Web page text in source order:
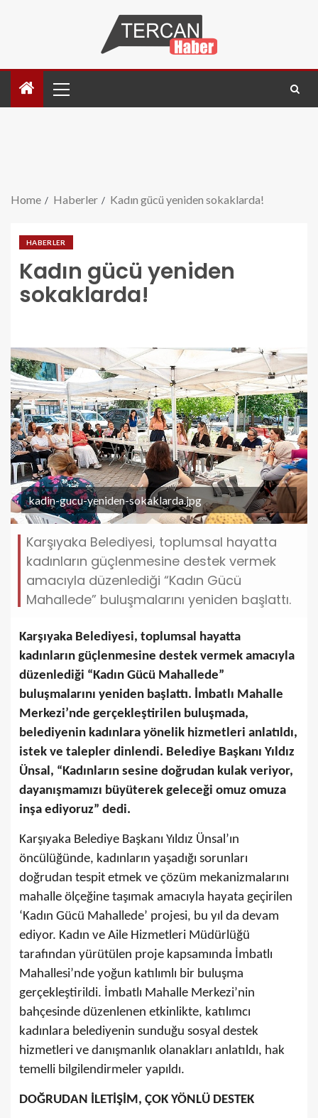
Home Haberler Kadın gücü yeniden sokaklarda!
HABERLER
Kadın gücü yeniden
sokaklarda!
kadin-gucu-yeniden-sokaklarda.jpg
Karşıyaka Belediyesi, toplumsal hayatta
kadınların güçlenmesine destek vermek
amacıyla düzenlediği “Kadın Gücü
Mahallede” buluşmalarını yeniden başlattı.
Karşıyaka Belediyesi, toplumsal hayatta
kadınların güçlenmesine destek vermek amacıyla
düzenlediği “Kadın Gücü Mahallede”
buluşmalarını yeniden başlattı. İmbatlı Mahalle
Merkezi’nde gerçekleştirilen buluşmada,
belediyenin kadınlara yönelik hizmetleri anlatıldı,
istek ve talepler dinlendi. Belediye Başkanı Yıldız
Ünsal, “Kadınların sesine doğrudan kulak veriyor,
dayanışmamızı büyüterek geleceği omuz omuza
inşa ediyoruz” dedi.
Karşıyaka Belediye Başkanı Yıldız Ünsal’ın
öncülüğünde, kadınların yaşadığı sorunları
doğrudan tespit etmek ve çözüm mekanizmalarını
mahalle ölçeğine taşımak amacıyla hayata geçirilen
‘Kadın Gücü Mahallede’ projesi, bu yıl da devam
ediyor. Kadın ve Aile Hizmetleri Müdürlüğü
tarafından yürütülen proje kapsamında İmbatlı
Mahallesi’nde yoğun katılımlı bir buluşma
gerçekleştirildi. İmbatlı Mahalle Merkezi’nin
bahçesinde düzenlenen etkinlikte, katılımcı
kadınlara belediyenin sunduğu sosyal destek
hizmetleri ve danışmanlık olanakları anlatıldı, hak
temelli bilgilendirmeler yapıldı.
DOĞRUDAN İLETİŞİM, ÇOK YÖNLÜ DESTEK